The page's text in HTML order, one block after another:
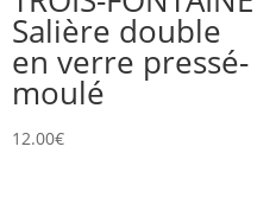
Salière double
en verre pressé-
moulé
12.00€